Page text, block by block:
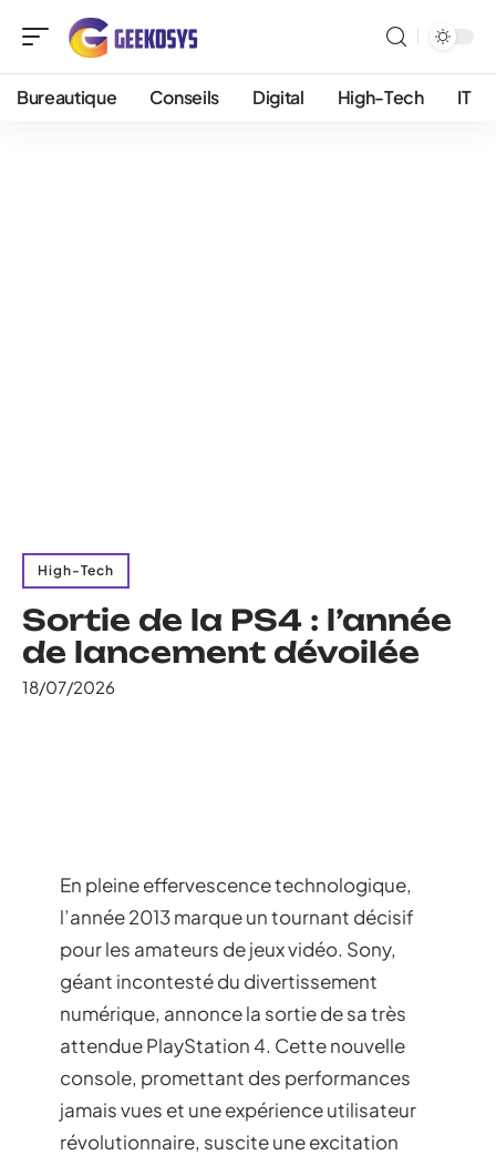
Bureautique Conseils Digital High-Tech IT
High-Tech
Sortie de la PS4 : l’année
de lancement dévoilée
18/07/2026
En pleine effervescence technologique,
l’année 2013 marque un tournant décisif
pour les amateurs de jeux vidéo. Sony,
géant incontesté du divertissement
numérique, annonce la sortie de sa très
attendue PlayStation 4. Cette nouvelle
console, promettant des performances
jamais vues et une expérience utilisateur
révolutionnaire, suscite une excitation